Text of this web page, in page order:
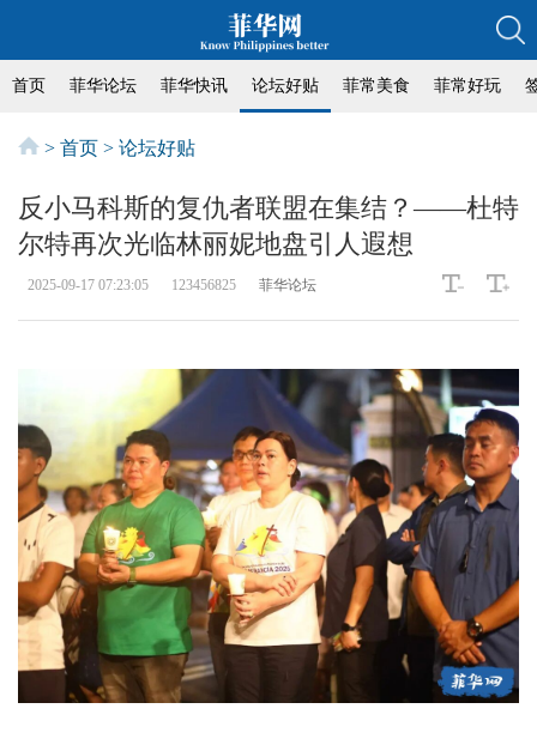
首页 菲华论坛 菲华快讯 论坛好贴 菲常美食 菲常好玩
> 首页 > 论坛好贴
反小马科斯的复仇者联盟在集结？——杜特
尔特再次光临林丽妮地盘引人遐想
2025-09-17 07:23:05 123456825 菲华论坛